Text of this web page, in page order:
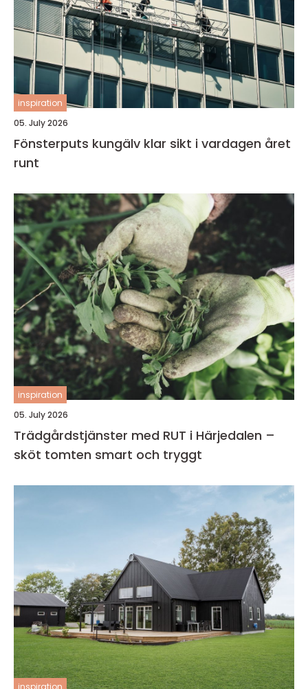
inspiration
05. July 2026
Fönsterputs kungälv klar sikt i vardagen året
runt
inspiration
05. July 2026
Trädgårdstjänster med RUT i Härjedalen –
sköt tomten smart och tryggt
inspiration